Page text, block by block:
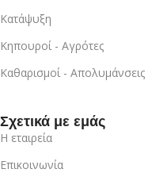
Κατάψυξη
Κηπουροί - Αγρότες
Καθαρισμοί - Απολυμάνσεις
Σχετικά με εμάς
Η εταιρεία
Επικοινωνία